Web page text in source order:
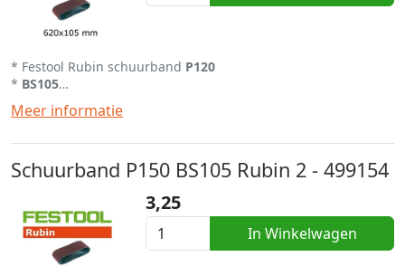
* Festool Rubin schuurband P120
* BS105
* Per stuk af te nemen
* Alle schuurvellen uit
Meer informatie
Schuurband P150 BS105 Rubin 2 - 499154
3,25
In Winkelwagen